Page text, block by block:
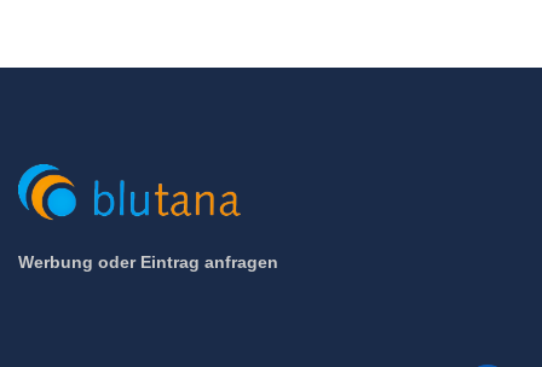
Werbung oder Eintrag anfragen